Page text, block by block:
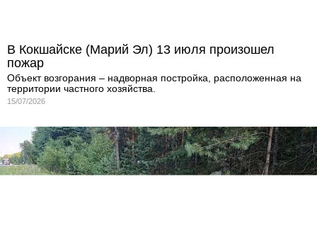
В Кокшайске (Марий Эл) 13 июля произошел
пожар
Объект возгорания – надворная постройка, расположенная на
территории частного хозяйства.
15/07/2026